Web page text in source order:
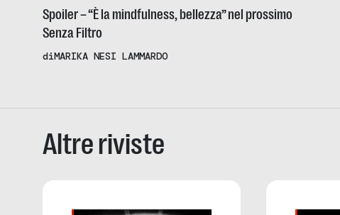
Spoiler – “È la mindfulness, bellezza” nel prossimo
Senza Filtro
diMARIKA NESI LAMMARDO
Altre riviste